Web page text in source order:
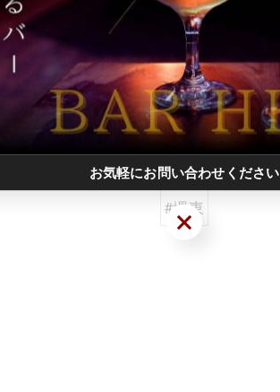
一覧に戻る
関連タグ
#堺東
お気軽にお問い合わせください
お気軽にお問い合わせください